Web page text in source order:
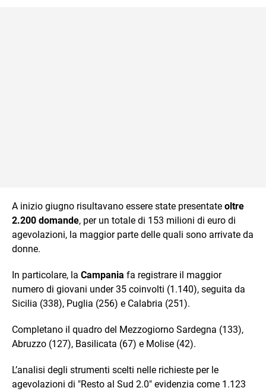
A inizio giugno risultavano essere state presentate oltre
2.200 domande, per un totale di 153 milioni di euro di
agevolazioni, la maggior parte delle quali sono arrivate da
donne.
In particolare, la Campania fa registrare il maggior
numero di giovani under 35 coinvolti (1.140), seguita da
Sicilia (338), Puglia (256) e Calabria (251).
Completano il quadro del Mezzogiorno Sardegna (133),
Abruzzo (127), Basilicata (67) e Molise (42).
L’analisi degli strumenti scelti nelle richieste per le
agevolazioni di "Resto al Sud 2.0" evidenzia come 1.123